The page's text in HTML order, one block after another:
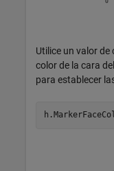
Utilice un valor de
color de la cara
para establecer